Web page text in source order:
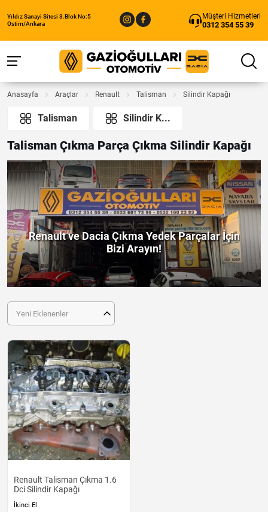
Yıldız Sanayi Sitesi 3.Blok No:5
Ostim/Ankara
Müşteri Hizmetleri
0312 354 55 39
Anasayfa Araçlar Renault Talisman Silindir Kapağı
Talisman Silindir K...
Talisman Çıkma Parça Çıkma Silindir Kapağı
Renault ve Dacia Çıkma Yedek Parçalar İçin
Bizi Arayın!
Yeni Eklenenler
Renault Talisman Çıkma 1.6
Dci Silindir Kapağı
İkinci El